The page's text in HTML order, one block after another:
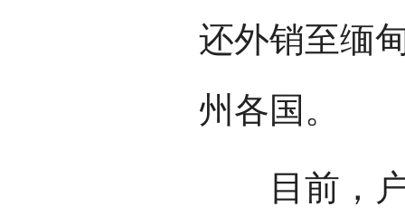
还外销至缅
州各国。
目前，户